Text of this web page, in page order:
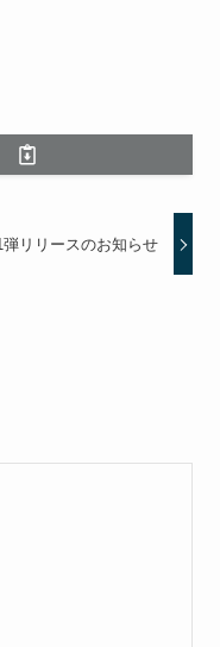
リリースのお知らせ